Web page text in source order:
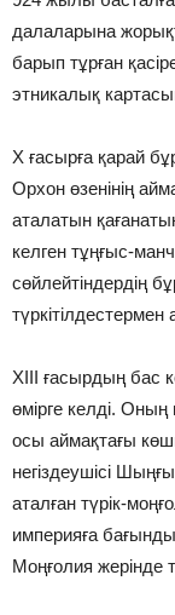
далаларына
барып тұрған
этникалық
Х ғасырға қарай
Орхон өзенінің
аталатын
келген тұңғыс-
сөйлейтіндердің
ХІІІ ғасырдың бас
өмірге келді.
осы аймақтағы
негіздеушісі
аталған түрік-
империяға
Моңғолия жерінде